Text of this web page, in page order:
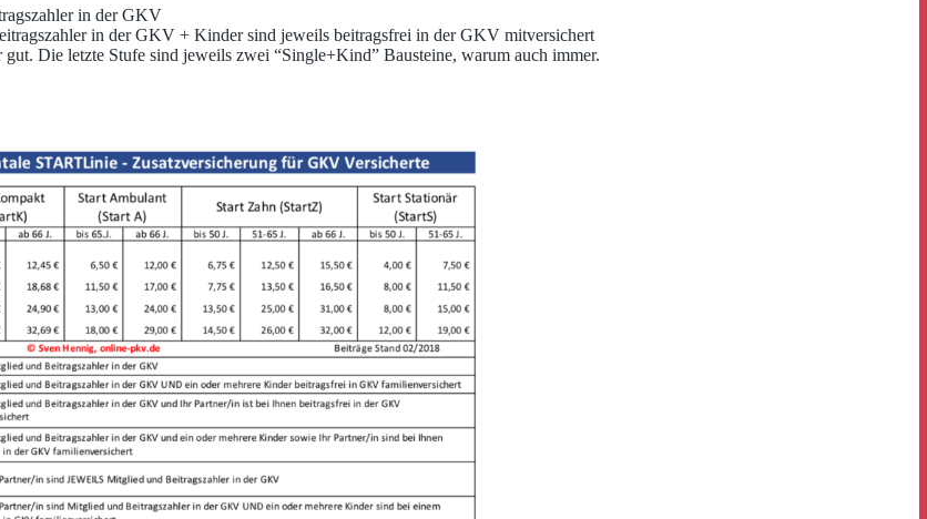
in der GKV
in der GKV + Kinder sind jeweils beitragsfrei in der GKV mitversichert
Die letzte Stufe sind jeweils zwei “Single+Kind” Bausteine, warum auch immer.